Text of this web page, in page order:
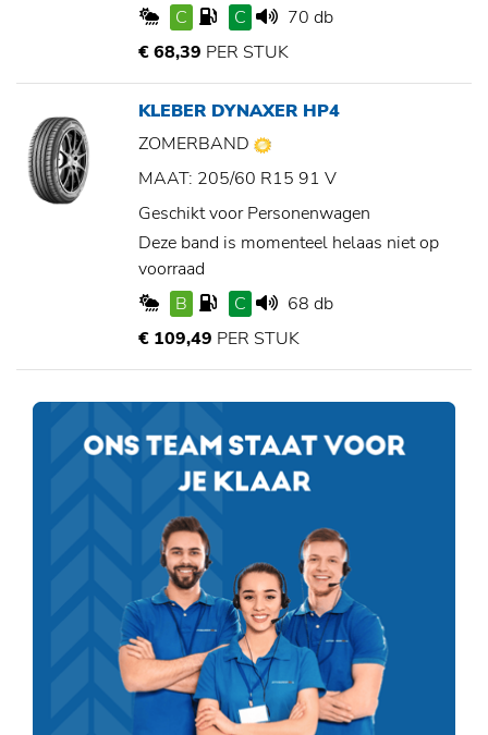
C
C
70 db
€ 68,39 PER STUK
KLEBER DYNAXER HP4
ZOMERBAND
MAAT: 205/60 R15 91 V
Geschikt voor Personenwagen
Deze band is momenteel helaas niet op
voorraad
B
C
68 db
€ 109,49 PER STUK